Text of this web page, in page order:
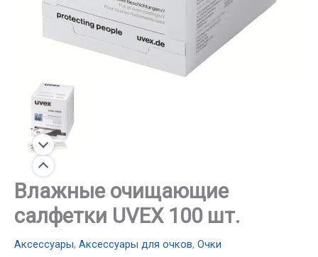
Влажные очищающие
салфетки UVEX 100 шт.
Аксессуары, Аксессуары для очков, Очки